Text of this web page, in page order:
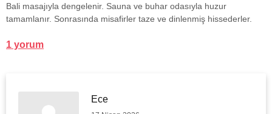
Bali masajıyla dengelenir. Sauna ve buhar odasıyla huzur
tamamlanır. Sonrasında misafirler taze ve dinlenmiş hissederler.
1 yorum
Ece